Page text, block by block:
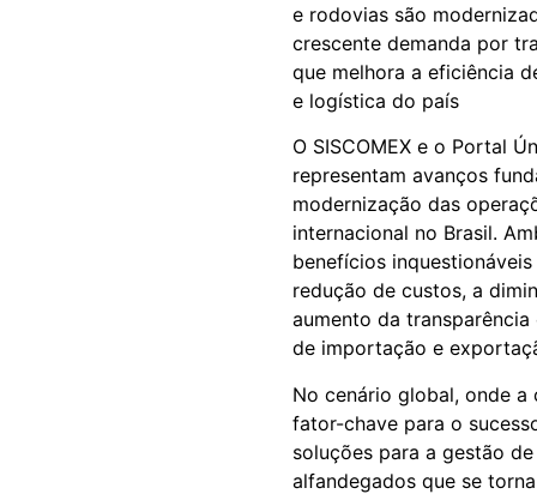
e rodovias são
crescente demanda por
que melhora a eficiência
e logística do país
O SISCOMEX e o Portal
representam avanços
modernização das
internacional no Brasil.
benefícios
redução de custos, a
aumento da
de importação e
No cenário global, onde
fator-chave para o
soluções para a gestão
alfandegados que se